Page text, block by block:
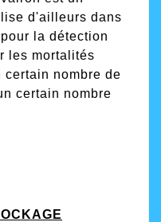
d'ailleurs dans
la détection
les mortalités
certain nombre de
certain nombre